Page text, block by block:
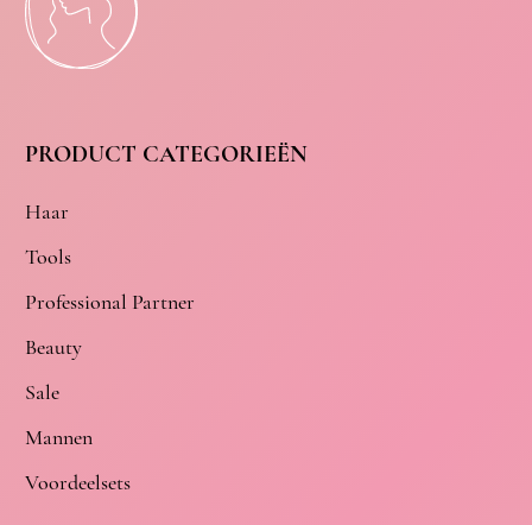
PRODUCT CATEGORIEËN
Haar
Tools
Professional Partner
Beauty
Sale
Mannen
Voordeelsets